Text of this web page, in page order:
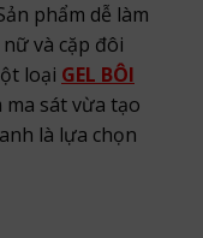
phẩm dễ làm
và cặp đôi
loại GEL BÔI
sát vừa tạo
là lựa chọn